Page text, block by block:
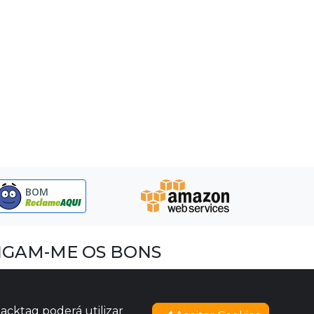
BOM
ME OS BONS
poderá utilizar